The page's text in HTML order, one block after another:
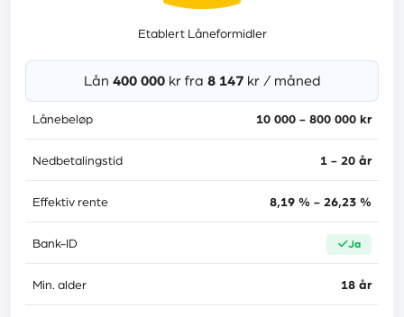
Etableringsgebyr
Administrasjonsgebyr
Medlåntaker ja
Tilknyttede banker 20
Lånebeskyttelse nei
Trustpilot-score 4.8
Etablert Låneformidler
Lån 400 000 kr fra 8 147 kr / måned
Lånebeløp 10 000 - 800 000 kr
Nedbetalingstid 1 - 20 år
Effektiv rente 8,19 % - 26,23 %
Bank-ID ja
Min. alder 18 år